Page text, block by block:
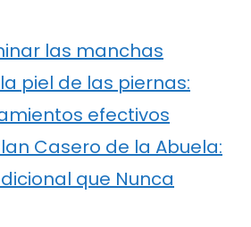
las manchas
piel de las piernas:
efectivos
Casero de la Abuela:
que Nunca